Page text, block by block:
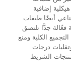
صلابة هيكلية إضافية
أيضًا طبقات
فعّالة جدًّا تلتصق
الكلية ومنع
درجات
الشريط